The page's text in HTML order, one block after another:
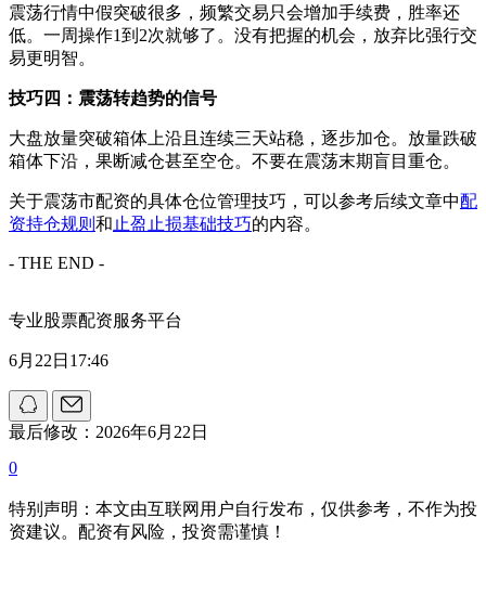
震荡行情中假突破很多，频繁交易只会增加手续费，胜率还
低。一周操作1到2次就够了。没有把握的机会，放弃比强行交
易更明智。
技巧四：震荡转趋势的信号
大盘放量突破箱体上沿且连续三天站稳，逐步加仓。放量跌破
箱体下沿，果断减仓甚至空仓。不要在震荡末期盲目重仓。
关于震荡市配资的具体仓位管理技巧，可以参考后续文章中配
资持仓规则 和 止盈止损基础技巧的内容。
- THE END -
专业股票配资服务平台
6月22日17:46
最后修改：2026年6月22日
0
特别声明：本文由互联网用户自行发布，仅供参考，不作为投
资建议。配资有风险，投资需谨慎！